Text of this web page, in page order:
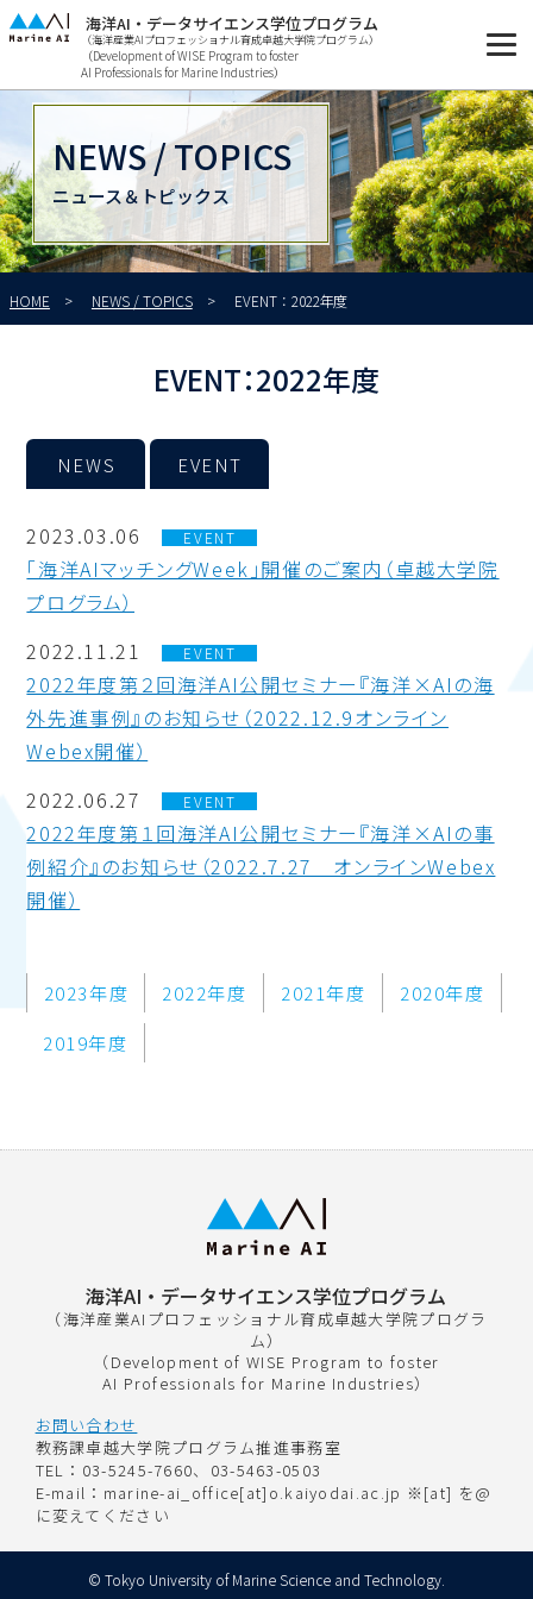
海洋AI・データサイエンス学位プログラム
（海洋産業AIプロフェッショナル育成卓越大学院プログラム）
（Development of WISE Program to foster
AI Professionals for Marine Industries）
NEWS / TOPICS
ニュース＆トピックス
HOME NEWS / TOPICS EVENT：2022年度
EVENT：2022年度
NEWS EVENT
2023.03.06 EVENT
「海洋AIマッチングWeek」開催のご案内（卓越⼤学院
プログラム）
2022.11.21
EVENT
2022年度第２回海洋AI公開セミナー『海洋×AIの海
外先進事例』のお知らせ（2022.12.9オンライン
Webex開催）
2022.06.27
EVENT
2022年度第１回海洋AI公開セミナー『海洋×AIの事
例紹介』のお知らせ（2022.7.27 オンラインWebex
開催）
2023年度 2022年度 2021年度
2020年度
2019年度
海洋AI・データサイエンス学位プログラム
（海洋産業AIプロフェッショナル育成卓越大学院プログラ
ム）
（Development of WISE Program to foster
AI Professionals for Marine Industries）
お問い合わせ
教務課卓越大学院プログラム推進事務室
TEL：03-5245-7660、03-5463-0503
E-mail：marine-ai_office[at]o.kaiyodai.ac.jp ※[at] を@
に変えてください
© Tokyo University of Marine Science and Technology.